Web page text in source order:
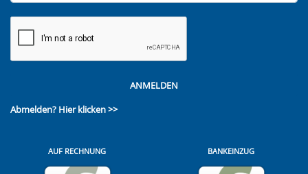
ANMELDEN
Abmelden? Hier klicken >>
AUF RECHNUNG BANKEINZUG